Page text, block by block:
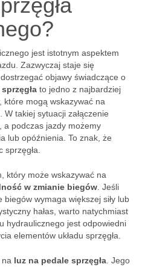
jest istotnym aspektem
Zazwyczaj staje się
objawy świadczące o
to jedno z najbardziej
które mogą wskazywać na
W takiej sytuacji załączenie
a podczas jazdy możemy
lub opóźnienia. To znak, że
który może wskazywać na
w zmianie biegów . Jeśli
biegów wymaga większej siły lub
hałas, warto natychmiast
hydraulicznego jest odpowiedni
elementów układu sprzęgła.
luz na pedale sprzęgła . Jego